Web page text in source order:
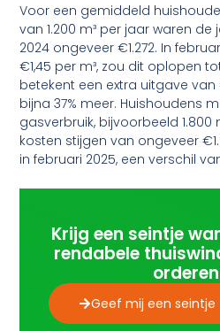
Voor een gemiddeld
van 1.200 m³ per jaar waren
2024 ongeveer €1.272. In
€1,45 per m³, zou dit oplopen
betekent een extra uitgave
bijna 37% meer. Huishoudens
gasverbruik, bijvoorbeeld 1.800
kosten stijgen van ongeveer
in februari 2025, een verschil
Krijg een seintje
rendabele
Geef mij een seintje